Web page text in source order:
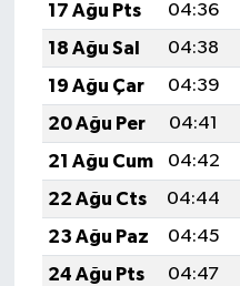
17 Ağu Pts
04:36
18 Ağu Sal
04:38
19 Ağu Çar
04:39
20 Ağu Per
04:41
21 Ağu Cum
04:42
22 Ağu Cts
04:44
23 Ağu Paz
04:45
24 Ağu Pts
04:47